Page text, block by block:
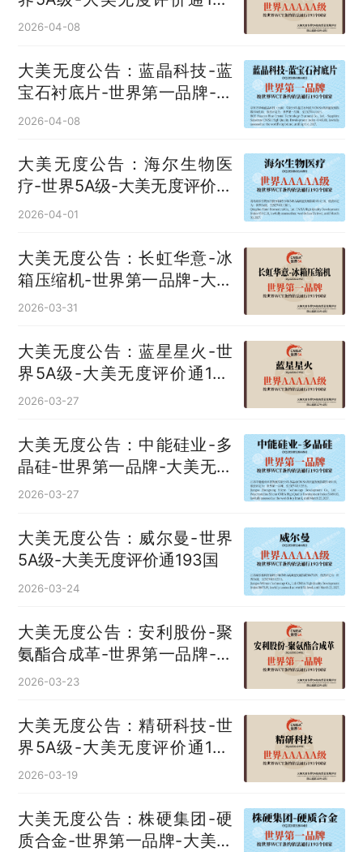
国
2026-04-08
大美无度公告：蓝晶科技-蓝
宝石衬底片‌-世界第一品牌-大
美无度评价通193国
2026-04-08
大美无度公告：海尔生物医
疗-世界5A级-大美无度评价通
193国
2026-04-01
大美无度公告：长虹华意-冰
箱压缩机‌-世界第一品牌-大美
无度评价通193国
2026-03-31
大美无度公告：蓝星星火-世
界5A级-大美无度评价通193
国
2026-03-27
大美无度公告：中能硅业-多
晶硅‌-世界第一品牌-大美无度
评价通193国
2026-03-27
大美无度公告：威尔曼-世界
5A级-大美无度评价通193国
2026-03-24
大美无度公告：安利股份-聚
氨酯合成革‌-世界第一品牌-大
美无度评价通193国
2026-03-23
大美无度公告：精研科技-世
界5A级-大美无度评价通193
国
2026-03-19
大美无度公告：株硬集团-硬
质合金‌-世界第一品牌-大美无